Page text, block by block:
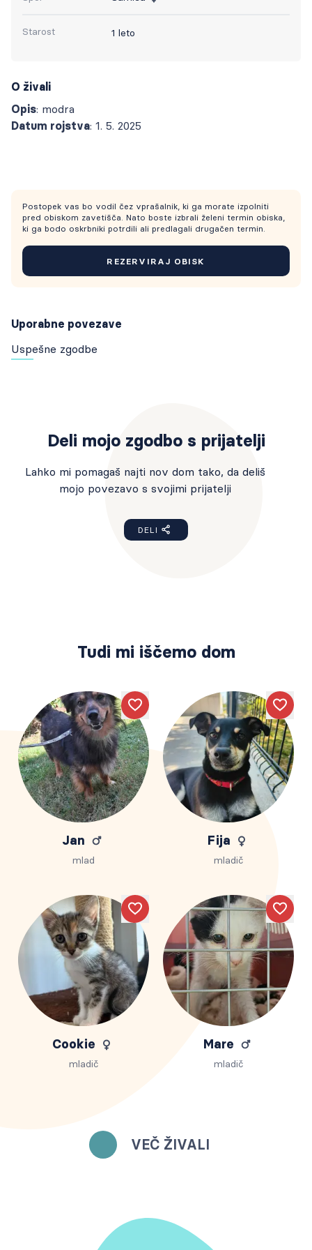
Starost 1 leto
O živali
Opis: modra
Datum rojstva: 1. 5. 2025
Postopek vas bo vodil čez vprašalnik, ki ga morate izpolniti
pred obiskom zavetišča. Nato boste izbrali želeni termin obiska,
ki ga bodo oskrbniki potrdili ali predlagali drugačen termin.
REZERVIRAJ OBISK
Uporabne povezave
Uspešne zgodbe
Deli mojo zgodbo s prijatelji
Lahko mi pomagaš najti nov dom tako, da deliš
mojo povezavo s svojimi prijatelji
DELI
Tudi mi iščemo dom
VEČ ŽIVALI
Like
Jan
mlad
Like
Fija
mladič
Like
Cookie
mladič
Like
Mare
mladič